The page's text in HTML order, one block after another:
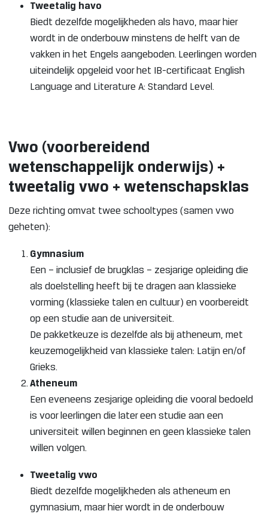
Tweetalig havo
Biedt dezelfde mogelijkheden als havo, maar hier
wordt in de onderbouw minstens de helft van de
vakken in het Engels aangeboden. Leerlingen worden
uiteindelijk opgeleid voor het IB-certificaat English
Language and Literature A: Standard Level.
Vwo (voorbereidend
wetenschappelijk onderwijs) +
tweetalig vwo + wetenschapsklas
Deze richting omvat twee schooltypes (samen vwo
geheten):
Gymnasium
Een – inclusief de brugklas – zesjarige opleiding die
als doelstelling heeft bij te dragen aan klassieke
vorming (klassieke talen en cultuur) en voorbereidt
op een studie aan de universiteit.
De pakket­keuze is dezelfde als bij atheneum, met
keuzemogelijkheid van klassieke talen: Latijn en/of
Grieks.
Atheneum
Een eveneens zesjarige opleiding die vooral bedoeld
is voor leerlingen die later een studie aan een
universiteit willen beginnen en geen klassieke talen
willen volgen.
Tweetalig vwo
Biedt dezelfde mogelijkheden als atheneum en
gymnasium, maar hier wordt in de onderbouw